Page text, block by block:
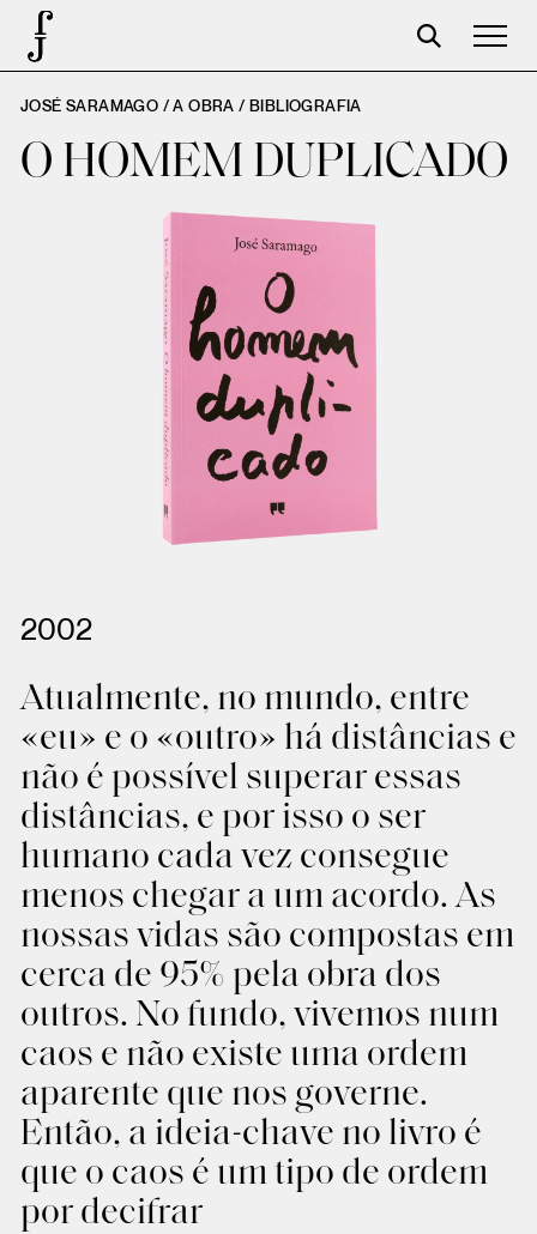
José Saramago
Programação
A Fundação
Parceiros
Centenário
JOSÉ SARAMAGO / A OBRA / BIBLIOGRAFIA
O HOMEM DUPLICADO
2002
Atualmente, no mundo, entre
«eu» e o «outro» há distâncias e
não é possível superar essas
distâncias, e por isso o ser
humano cada vez consegue
menos chegar a um acordo. As
nossas vidas são compostas em
cerca de 95% pela obra dos
outros. No fundo, vivemos num
caos e não existe uma ordem
aparente que nos governe.
Então, a ideia-chave no livro é
que o caos é um tipo de ordem
por decifrar